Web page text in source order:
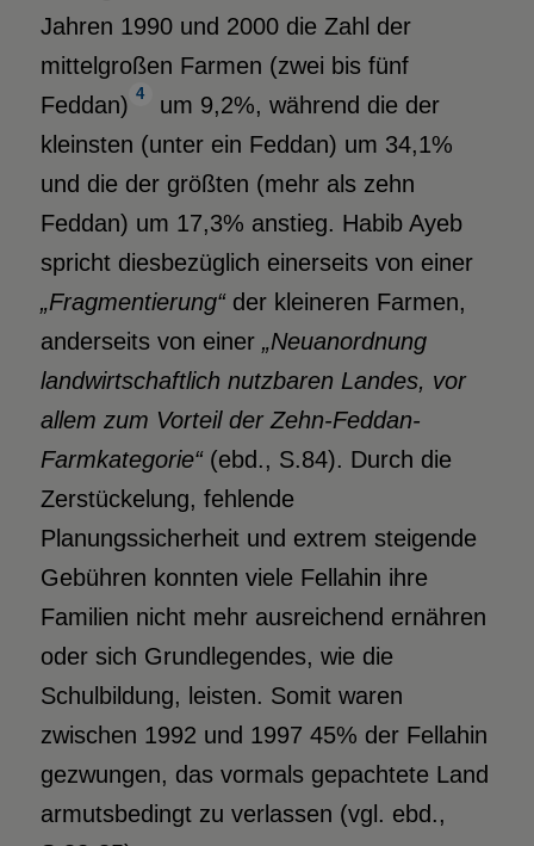
Jahren 1990 und 2000 die Zahl der
mittelgroßen Farmen (zwei bis fünf
Feddan) 4
um 9,2%, während die der
kleinsten (unter ein Feddan) um 34,1%
und die der größten (mehr als zehn
Feddan) um 17,3% anstieg. Habib Ayeb
spricht diesbezüglich einerseits von einer
„Fragmentierung“der kleineren Farmen,
anderseits von einer „Neuanordnung
landwirtschaftlich nutzbaren Landes, vor
allem zum Vorteil der Zehn-Feddan-
Farmkategorie“(ebd., S.84). Durch die
Zerstückelung, fehlende
Planungssicherheit und extrem steigende
Gebühren konnten viele Fellahin ihre
Familien nicht mehr ausreichend ernähren
oder sich Grundlegendes, wie die
Schulbildung, leisten. Somit waren
zwischen 1992 und 1997 45% der Fellahin
gezwungen, das vormals gepachtete Land
armutsbedingt zu verlassen (vgl. ebd.,